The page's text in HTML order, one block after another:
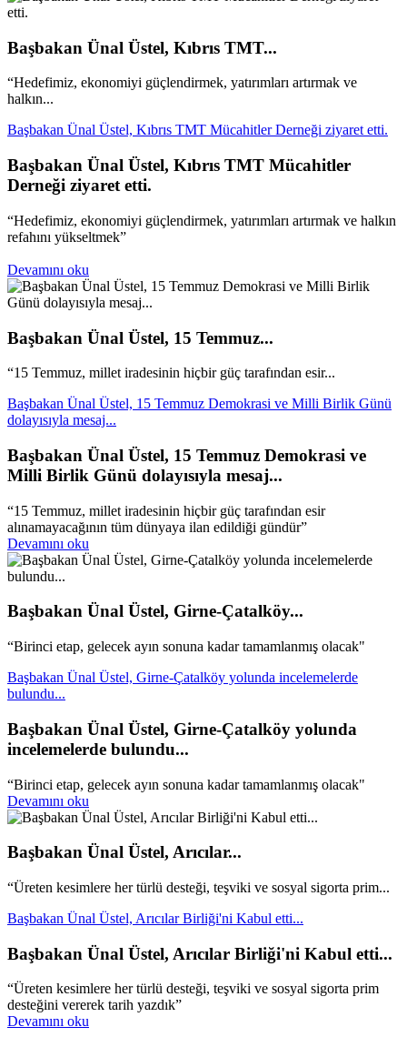
Başbakan Ünal Üstel, Kıbrıs TMT...
“Hedefimiz, ekonomiyi güçlendirmek, yatırımları artırmak ve
halkın...
Başbakan Ünal Üstel, Kıbrıs TMT Mücahitler Derneği ziyaret etti.
Başbakan Ünal Üstel, Kıbrıs TMT Mücahitler
Derneği ziyaret etti.
“Hedefimiz, ekonomiyi güçlendirmek, yatırımları artırmak ve halkın
refahını yükseltmek”
Devamını oku
Başbakan Ünal Üstel, 15 Temmuz...
“15 Temmuz, millet iradesinin hiçbir güç tarafından esir...
Başbakan Ünal Üstel, 15 Temmuz Demokrasi ve Milli Birlik Günü
dolayısıyla mesaj...
Başbakan Ünal Üstel, 15 Temmuz Demokrasi ve
Milli Birlik Günü dolayısıyla mesaj...
“15 Temmuz, millet iradesinin hiçbir güç tarafından esir
alınamayacağının tüm dünyaya ilan edildiği gündür”
Devamını oku
Başbakan Ünal Üstel, Girne-Çatalköy...
“Birinci etap, gelecek ayın sonuna kadar tamamlanmış olacak"
Başbakan Ünal Üstel, Girne-Çatalköy yolunda incelemelerde
bulundu...
Başbakan Ünal Üstel, Girne-Çatalköy yolunda
incelemelerde bulundu...
“Birinci etap, gelecek ayın sonuna kadar tamamlanmış olacak"
Devamını oku
Başbakan Ünal Üstel, Arıcılar...
“Üreten kesimlere her türlü desteği, teşviki ve sosyal sigorta prim...
Başbakan Ünal Üstel, Arıcılar Birliği'ni Kabul etti...
Başbakan Ünal Üstel, Arıcılar Birliği'ni Kabul etti...
“Üreten kesimlere her türlü desteği, teşviki ve sosyal sigorta prim
desteğini vererek tarih yazdık”
Devamını oku